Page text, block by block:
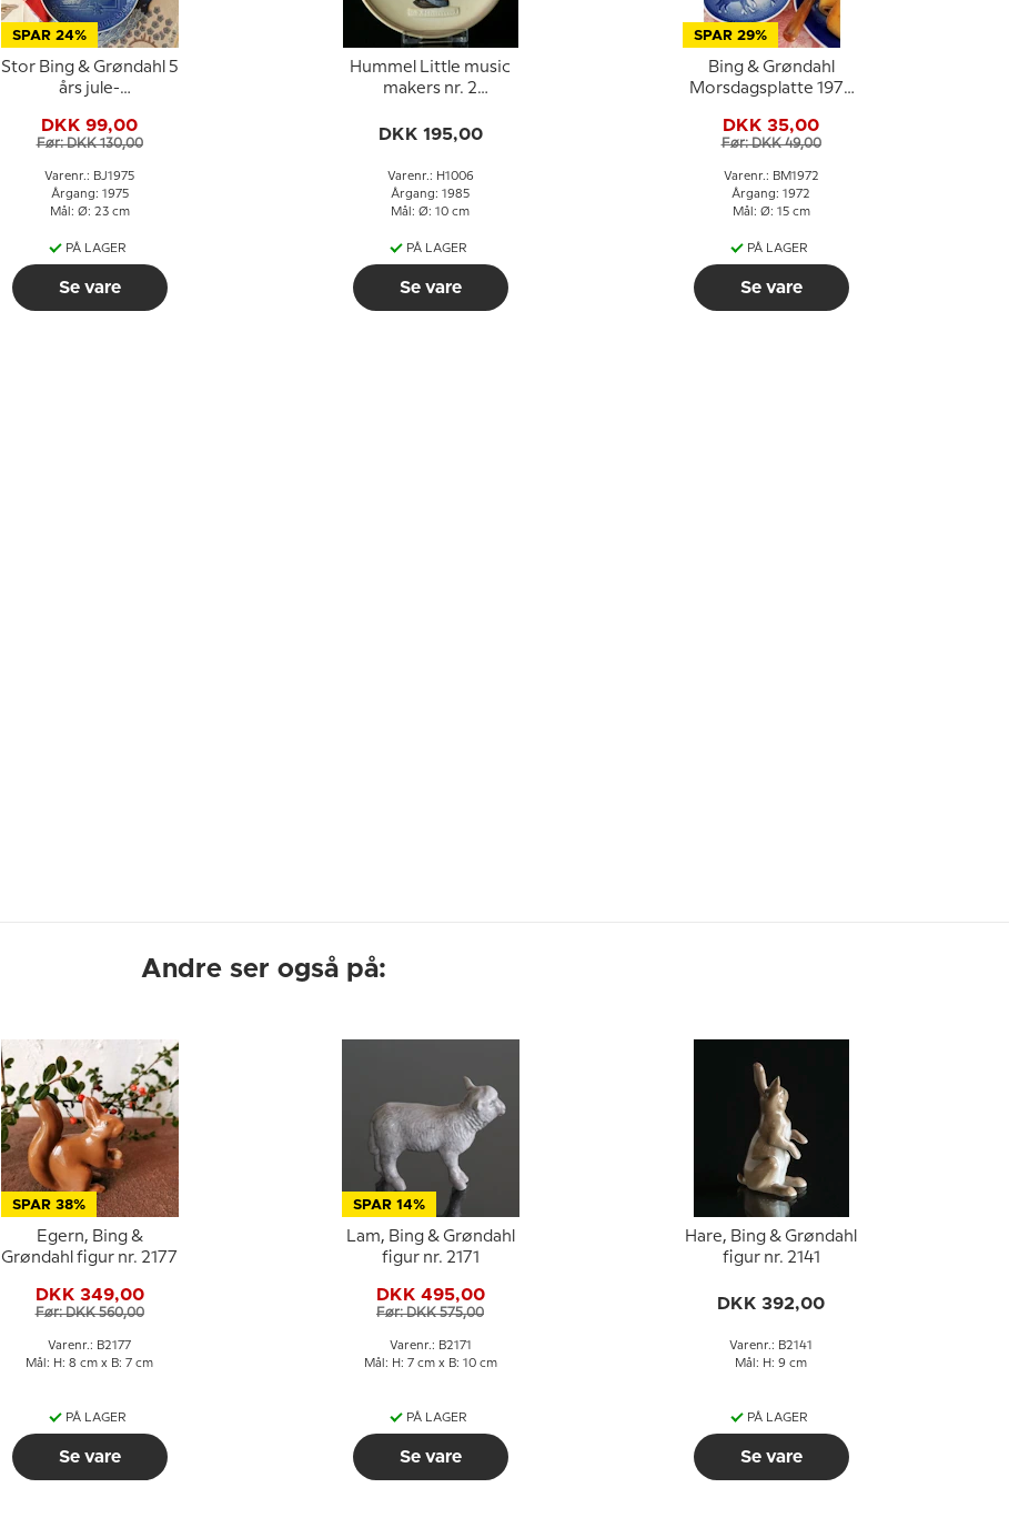
SPAR 24%
Stor Bing & Grøndahl 5
års jule-
23cm
DKK 99,00
Før: DKK 130,00
Varenr.: BJ1975
Årgang: 1975
Mål: Ø: 23 cm
PÅ LAGER
Se vare
Hummel Little music
makers nr. 2
DKK 195,00
Varenr.: H1006
Årgang: 1985
Mål: Ø: 10 cm
PÅ LAGER
Se vare
SPAR 29%
Bing & Grøndahl
Morsdagsplatte 1972
DKK 35,00
Før: DKK 49,00
Varenr.: BM1972
Årgang: 1972
Mål: Ø: 15 cm
PÅ LAGER
Se vare
Andre ser også på:
SPAR 38%
Egern, Bing &
Grøndahl figur nr. 2177
DKK 349,00
Før: DKK 560,00
Varenr.: B2177
Mål: H: 8 cm x B: 7 cm
PÅ LAGER
Se vare
SPAR 14%
Lam, Bing & Grøndahl
figur nr. 2171
DKK 495,00
Før: DKK 575,00
Varenr.: B2171
Mål: H: 7 cm x B: 10 cm
PÅ LAGER
Se vare
Hare, Bing & Grøndahl
figur nr. 2141
DKK 392,00
Varenr.: B2141
Mål: H: 9 cm
PÅ LAGER
Se vare